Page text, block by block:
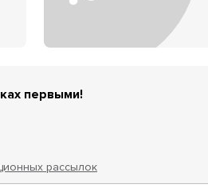
первыми!
рассылок